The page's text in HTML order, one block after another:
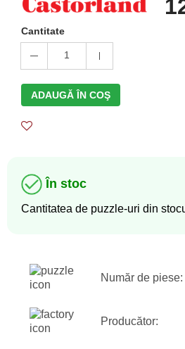
Cantitate
1
ADAUGĂ ÎN COŞ
În stoc
Cantitatea de puzzle-uri din
Număr de piese:
Producător: